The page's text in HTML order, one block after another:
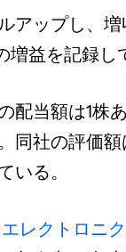
アップし、
増益を記録し
配当額は1株
同社の評価
いる。
レクトロニ